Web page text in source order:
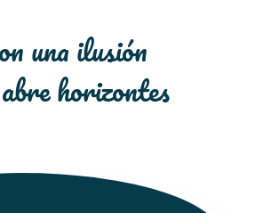
una ilusión
horizontes